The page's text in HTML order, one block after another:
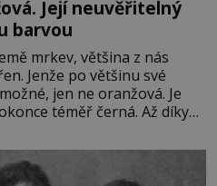
Její neuvěřitelný
barvou
mrkev, většina z nás
Jenže po většinu své
jen ne oranžová. Je
téměř černá. Až díky
ani nedokážeme představit.